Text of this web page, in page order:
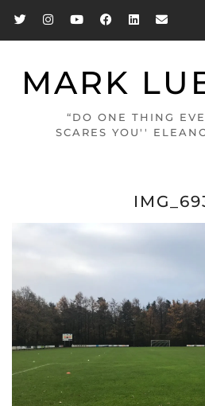
MARK
“DO ONE THING
SCARES YOU''